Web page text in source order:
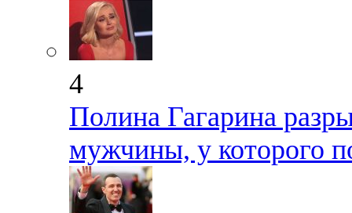
4
Полина Гагарина
мужчины, у которого